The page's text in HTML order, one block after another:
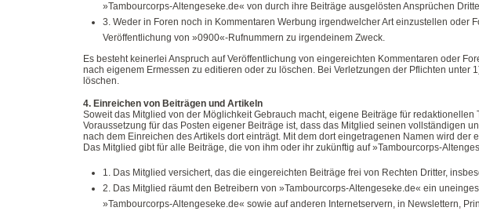
»Tambourcorps-Altengeseke.de« von durch ihre Beiträge ausgelösten Ansprüchen
3. Weder in Foren noch in Kommentaren Werbung irgendwelcher Art einzustellen
Veröffentlichung von »0900«-Rufnummern zu irgendeinem Zweck.
Es besteht keinerlei Anspruch auf Veröffentlichung von eingereichten Kommentaren oder
nach eigenem Ermessen zu editieren oder zu löschen. Bei Verletzungen der Pflichten
löschen.
4. Einreichen von Beiträgen und Artikeln
Soweit das Mitglied von der Möglichkeit Gebrauch macht, eigene Beiträge für
Voraussetzung für das Posten eigener Beiträge ist, dass das Mitglied seinen vollständigen
nach dem Einreichen des Artikels dort einträgt. Mit dem dort eingetragenen Namen wird
Das Mitglied gibt für alle Beiträge, die von ihm oder ihr zukünftig auf »Tambourcorps-
1. Das Mitglied versichert, das die eingereichten Beiträge frei von Rechten Dritter,
2. Das Mitglied räumt den Betreibern von »Tambourcorps-Altengeseke.de« ein
»Tambourcorps-Altengeseke.de« sowie auf anderen Internetservern, in Newslettern,